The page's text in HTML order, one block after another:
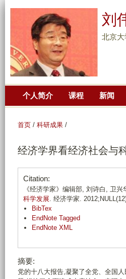
刘
北京
个人简介 课程 新闻
首页 / 科研成果 /
经济学界看经济社会与
Citation:
《经济学家》编辑部, 刘诗白, 卫
科学发展. 经济学家.
BibTex
EndNote Tagged
EndNote XML
摘要:
党的十八大报告,凝聚了全党、全国